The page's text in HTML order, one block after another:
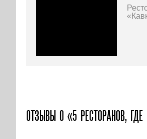
ОТЗЫВЫ О «5 РЕСТОРАНОВ,